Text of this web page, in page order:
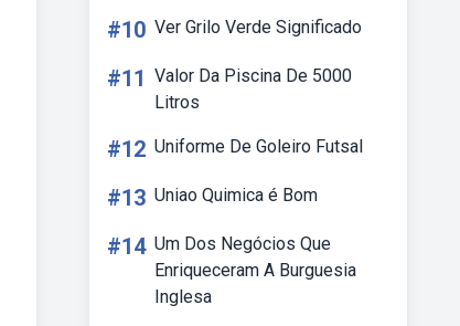
#10 Ver Grilo Verde Significado
#11 Valor Da Piscina De 5000
Litros
#12 Uniforme De Goleiro Futsal
#13 Uniao Quimica é Bom
#14 Um Dos Negócios Que
Enriqueceram A Burguesia
Inglesa